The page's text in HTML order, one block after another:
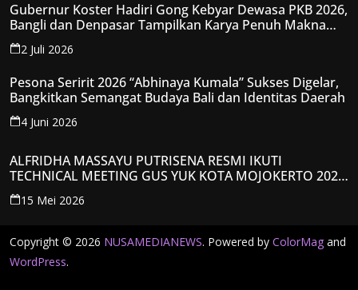
Gubernur Koster Hadiri Gong Kebyar Dewasa PKB 2026,
Bangli dan Denpasar Tampilkan Karya Penuh Makna
Spiritual
2 Juli 2026
Pesona Seririt 2026 “Abhinaya Kumala” Sukses Digelar,
Bangkitkan Semangat Budaya Bali dan Identitas Daerah
4 Juni 2026
ALFRIDHA MASSAYU PUTRISENA RESMI IKUTI
TECHNICAL MEETING GUS YUK KOTA MOJOKERTO 2026,
KANTONGI NOMOR PESERTA Y008
15 Mei 2026
Copyright © 2026 NUSAMEDIANEWS. Powered by ColorMag and
WordPress.